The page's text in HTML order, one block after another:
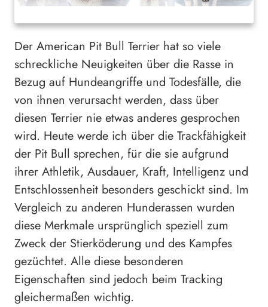
Der American Pit Bull Terrier hat so viele
schreckliche Neuigkeiten über die Rasse in
Bezug auf Hundeangriffe und Todesfälle, die
von ihnen verursacht werden, dass über
diesen Terrier nie etwas anderes gesprochen
wird. Heute werde ich über die Trackfähigkeit
der Pit Bull sprechen, für die sie aufgrund
ihrer Athletik, Ausdauer, Kraft, Intelligenz und
Entschlossenheit besonders geschickt sind. Im
Vergleich zu anderen Hunderassen wurden
diese Merkmale ursprünglich speziell zum
Zweck der Stierköderung und des Kampfes
gezüchtet. Alle diese besonderen
Eigenschaften sind jedoch beim Tracking
gleichermaßen wichtig.